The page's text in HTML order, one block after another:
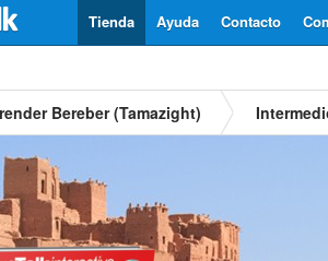
Contacto
Ayuda
Tienda
Bereber (Tamazight)